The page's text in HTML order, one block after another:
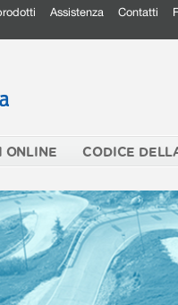
Assistenza Contatti
ONLINE CODICE